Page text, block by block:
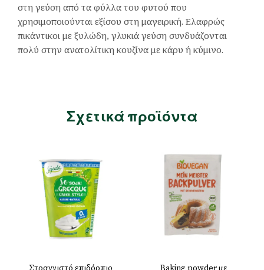
στη γεύση από τα φύλλα του φυτού που
χρησιμοποιούνται εξίσου στη μαγειρική. Ελαφρώς
πικάντικοι με ξυλώδη, γλυκιά γεύση συνδυάζονται
πολύ στην ανατολίτικη κουζίνα με κάρυ ή κύμινο.
Σχετικά προϊόντα